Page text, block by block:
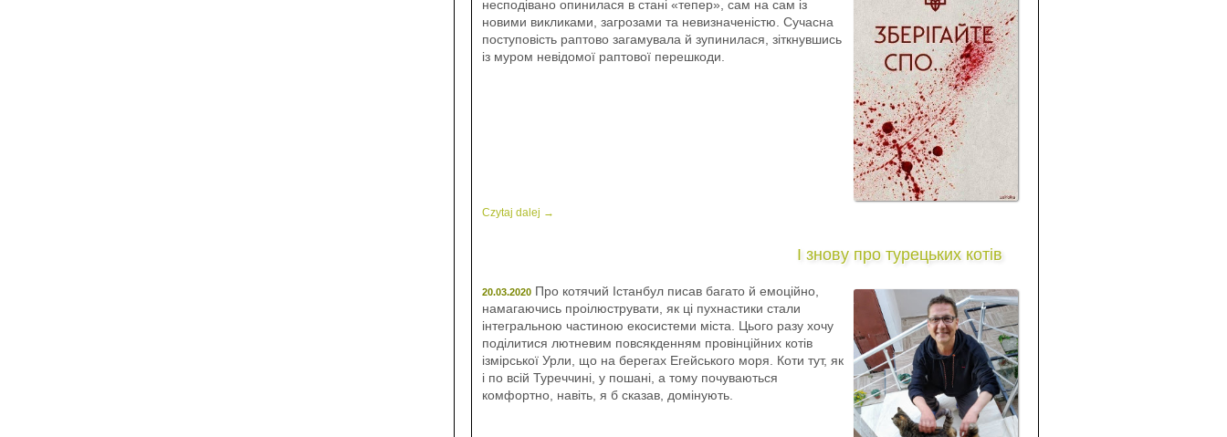
несподівано опинилася в стані «тепер», сам на сам із
новими викликами, загрозами та невизначеністю. Сучасна
поступовість раптово загамувала й зупинилася, зіткнувшись
із муром невідомої раптової перешкоди.
Czytaj dalej →
І знову про турецьких котів
20.03.2020 Про котячий Істанбул писав багато й емоційно,
намагаючись проілюструвати, як ці пухнастики стали
інтегральною частиною екосистеми міста. Цього разу хочу
поділитися лютневим повсякденням провінційних котів
ізмірської Урли, що на берегах Егейського моря. Коти тут, як
і по всій Туреччині, у пошані, а тому почуваються
комфортно, навіть, я б сказав, домінують.